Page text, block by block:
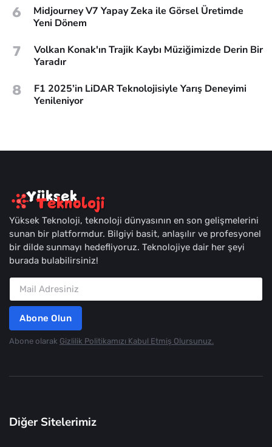
6
Midjourney V7 Yapay Zeka ile Görsel Üretimde
Yeni Dönem
7
Volkan Konak'ın Trajik Kaybı Müziğimizde Derin Bir
Yaradır
8
F1 2025’in LiDAR Teknolojisiyle Yarış Deneyimi
Yenileniyor
Yüksek Teknoloji, teknoloji dünyasının en son gelişmelerini
sunan bir platformdur. Bilgiyi basit, anlaşılır ve profesyonel
bir dilde sunmayı hedefliyoruz. Teknolojiye dair her şeyi
burada bulabilirsiniz!
Abone Olun
Abone olarak Gizlilik Politikamızı Kabul Etmiş Olursunuz.
Diğer Sitelerimiz